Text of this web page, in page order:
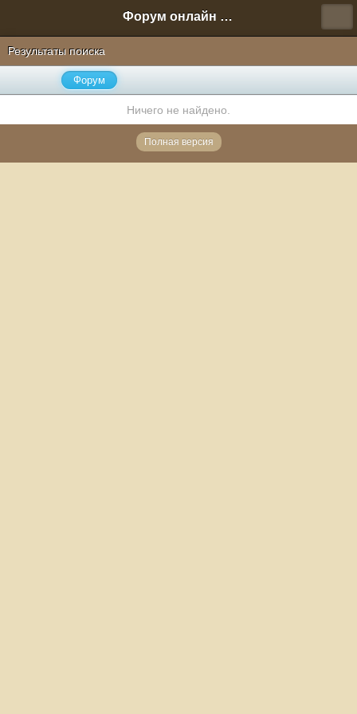
Форум онлайн игры "Новая Эра" (Нюра Биз)
Результаты поиска
Форум
Ничего не найдено.
Полная версия